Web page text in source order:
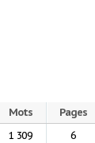
Mots Pages
1 309 6